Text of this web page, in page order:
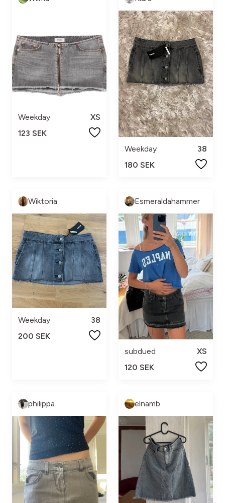
Weekday
XS
123 SEK
Weekday
38
180 SEK
Wiktoria
Weekday
38
200 SEK
Esmeraldahammer
subdued
XS
120 SEK
philippa elnamb